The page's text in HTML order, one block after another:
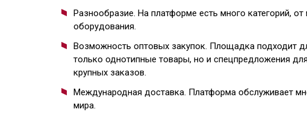
Разнообразие. На платформе есть много категорий,
оборудования.
Возможность оптовых закупок. Площадка подходит
только однотипные товары, но и спецпредложения
крупных заказов.
Международная доставка. Платформа обслуживает
мира.